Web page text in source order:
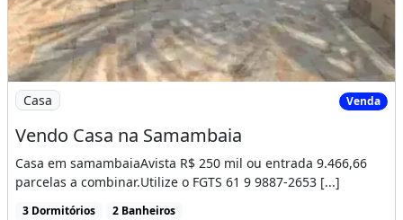
Imagem: Vendo Casa na Samambaia
Casa Venda
Vendo Casa na Samambaia
Casa em samambaiaAvista R$ 250 mil ou entrada 9.466,66
parcelas a combinar.Utilize o FGTS 61 9 9887-2653 [...]
3 Dormitórios 2 Banheiros